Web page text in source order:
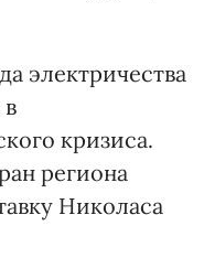
электричества
кризиса.
региона
Николаса